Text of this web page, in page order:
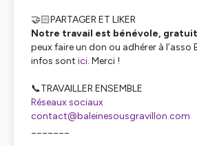
🤝🏻PARTAGER ET LIKER
Notre travail est bénévole, gratuit
peux faire un don ou adhérer à l’asso
infos sont ici. Merci !
📞TRAVAILLER ENSEMBLE
Réseaux sociaux
contact@baleinesousgravillon.com